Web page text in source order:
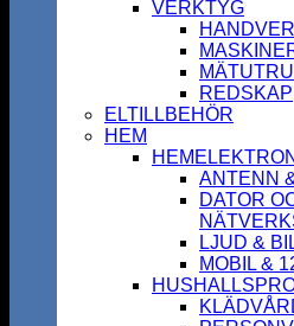
VERKTYG
REDSKAP
ELTILLBEHÖR
HEM
ANTENN
DATOR
LJUD &
MOBIL &